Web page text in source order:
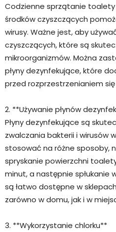
Codzienne sprzątanie
środków czyszczących
wirusy. Ważne jest, aby
czyszczących, które są
mikroorganizmów. Można
płyny dezynfekujące, które
przed rozprzestrzenianiem
2. **Używanie płynów
Płyny dezynfekujące są
zwalczania bakterii i wirusów
stosować na różne sposoby,
spryskanie powierzchni
minut, a następnie spłukanie
są łatwo dostępne w
zarówno w domu, jak i w
3. **Wykorzystanie chlorku**